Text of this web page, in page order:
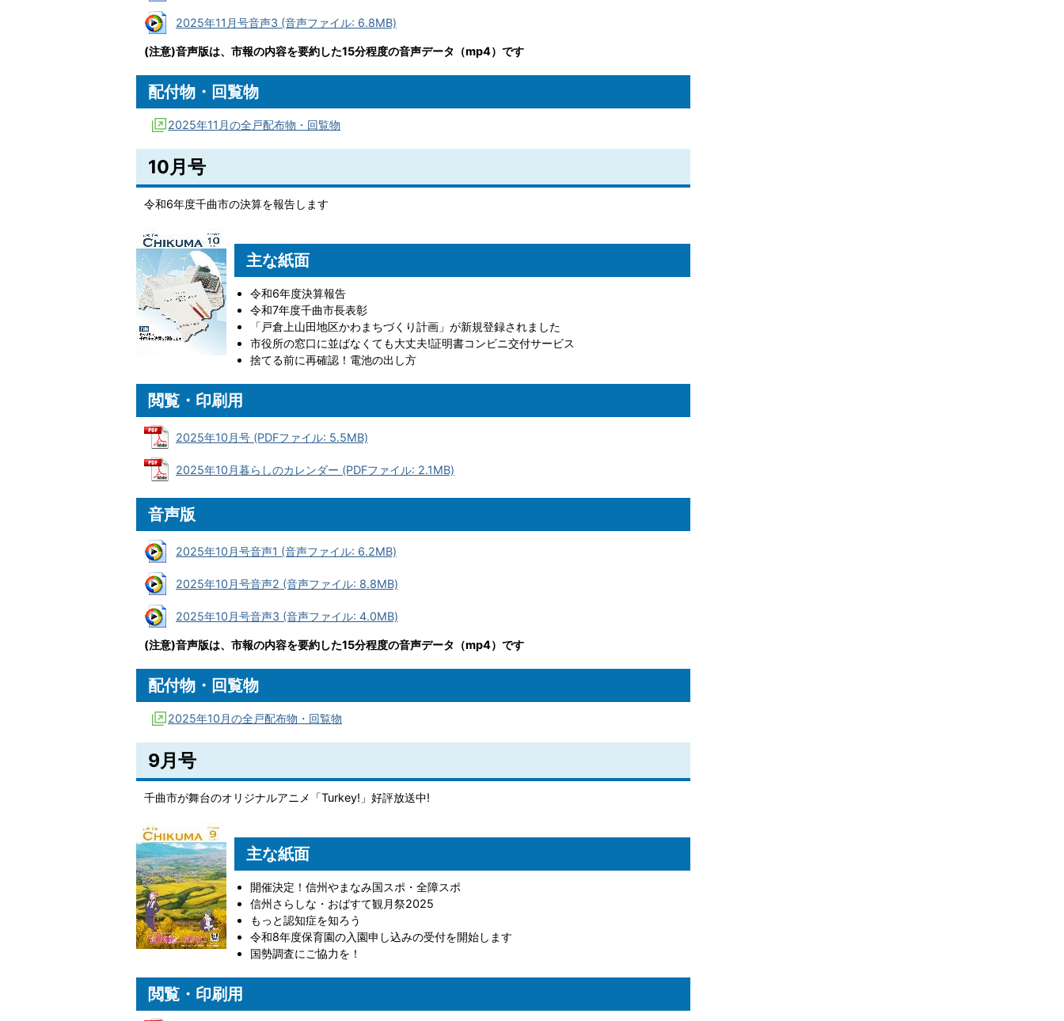
2025年11月号音声3 (音声ファイル: 6.8MB)
(注意)音声版は、市報の内容を要約した15分程度の音声データ（mp4）です
配付物・回覧物
2025年11月の全戸配布物・回覧物
10月号
令和6年度千曲市の決算を報告します
主な紙面
令和6年度決算報告
令和7年度千曲市長表彰
「戸倉上山田地区かわまちづくり計画」が新規登録されました
市役所の窓口に並ばなくても大丈夫!証明書コンビニ交付サービス
捨てる前に再確認！電池の出し方
閲覧・印刷用
2025年10月号 (PDFファイル: 5.5MB)
2025年10月暮らしのカレンダー (PDFファイル: 2.1MB)
音声版
2025年10月号音声1 (音声ファイル: 6.2MB)
2025年10月号音声2 (音声ファイル: 8.8MB)
2025年10月号音声3 (音声ファイル: 4.0MB)
(注意)音声版は、市報の内容を要約した15分程度の音声データ（mp4）です
配付物・回覧物
2025年10月の全戸配布物・回覧物
9月号
千曲市が舞台のオリジナルアニメ「Turkey!」好評放送中!
主な紙面
開催決定！信州やまなみ国スポ・全障スポ
信州さらしな・おばすて観月祭2025
もっと認知症を知ろう
令和8年度保育園の入園申し込みの受付を開始します
国勢調査にご協力を！
閲覧・印刷用